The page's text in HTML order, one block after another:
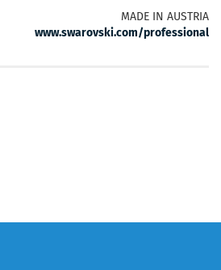
MADE IN AUSTRIA
www.swarovski.com/professional